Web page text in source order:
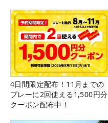
4日間限定配布！11月までの
プレーに2回使える1,500円分
クーポン配布中！